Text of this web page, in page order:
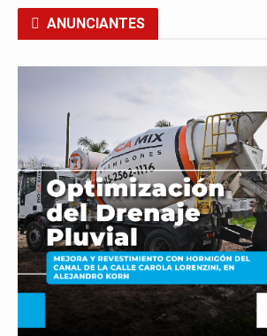
ANUNCIANTES